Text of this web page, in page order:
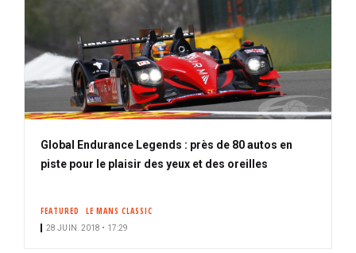
Global Endurance Legends : près de 80 autos en
piste pour le plaisir des yeux et des oreilles
FEATURED LE MANS CLASSIC
28 JUIN. 2018 • 17:29